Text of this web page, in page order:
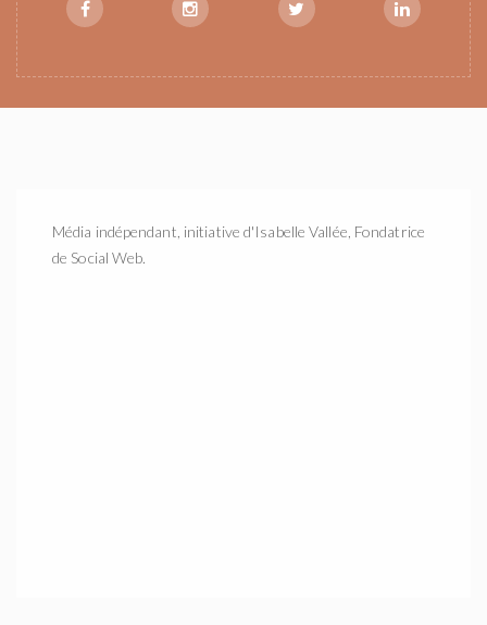
Média indépendant, initiative d'Isabelle Vallée, Fondatrice
de Social Web.